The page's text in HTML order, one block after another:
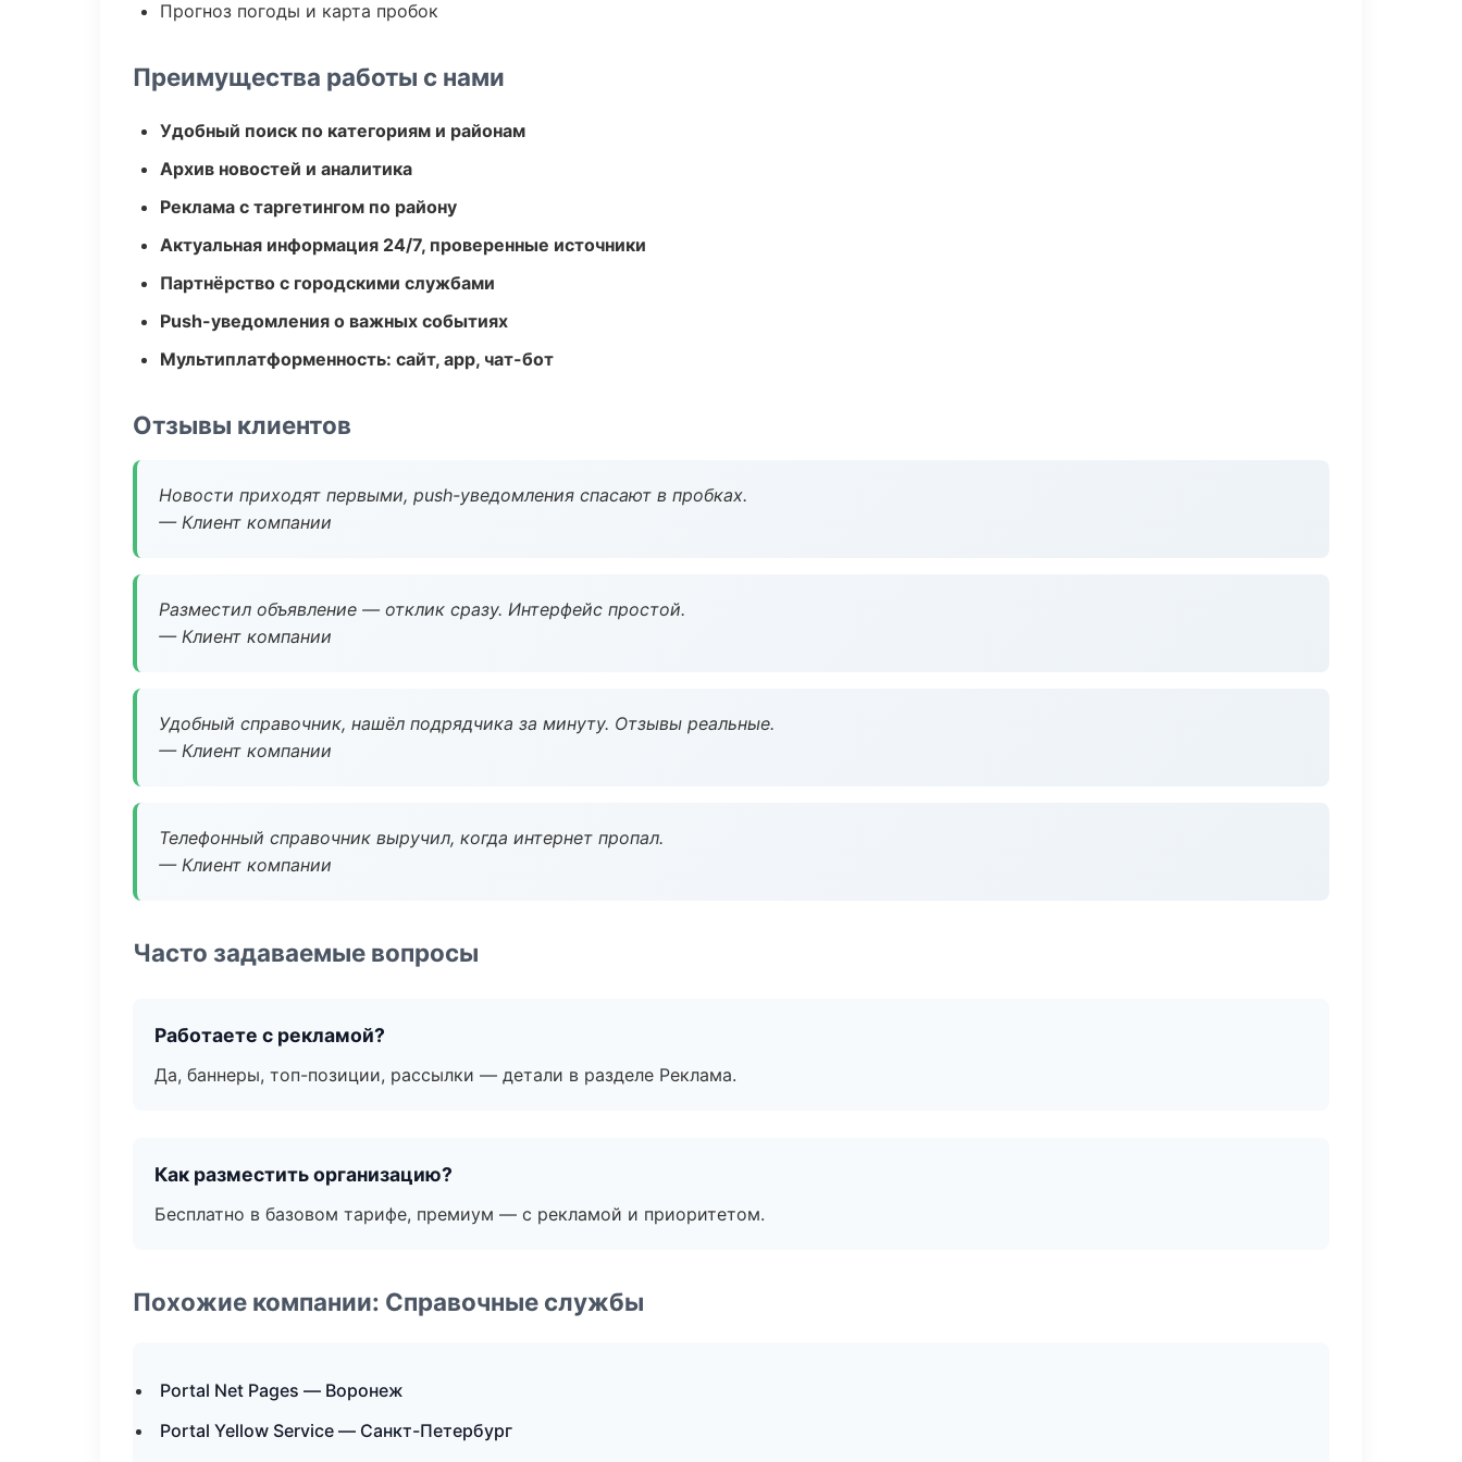
Прогноз погоды и карта пробок
Преимущества работы с нами
Удобный поиск по категориям и районам
Архив новостей и аналитика
Реклама с таргетингом по району
Актуальная информация 24/7, проверенные источники
Партнёрство с городскими службами
Push-уведомления о важных событиях
Мультиплатформенность: сайт, app, чат-бот
Отзывы клиентов
Новости приходят первыми, push-уведомления спасают в пробках.
— Клиент компании
Разместил объявление — отклик сразу. Интерфейс простой.
— Клиент компании
Удобный справочник, нашёл подрядчика за минуту. Отзывы реальные.
— Клиент компании
Телефонный справочник выручил, когда интернет пропал.
— Клиент компании
Часто задаваемые вопросы
Работаете с рекламой?
Да, баннеры, топ-позиции, рассылки — детали в разделе Реклама.
Как разместить организацию?
Бесплатно в базовом тарифе, премиум — с рекламой и приоритетом.
Похожие компании: Справочные службы
Portal Net Pages — Воронеж
Portal Yellow Service — Санкт-Петербург